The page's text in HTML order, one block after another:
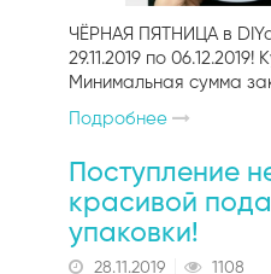
ЧЁРНАЯ ПЯТНИЦА в
29.11.2019 по
Минимальная сумма
Подробнее
Поступление
красивой
упаковки!
28.11.2019 1108